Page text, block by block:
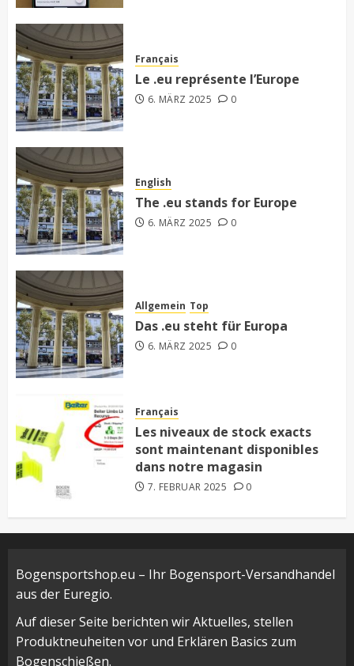
Français
Le .eu représente l’Europe
6. MÄRZ 2025 0
English
The .eu stands for Europe
6. MÄRZ 2025 0
Allgemein Top
Das .eu steht für Europa
6. MÄRZ 2025 0
Français
Les niveaux de stock exacts
sont maintenant disponibles
dans notre magasin
7. FEBRUAR 2025 0
Bogensportshop.eu – Ihr Bogensport-Versandhandel
aus der Euregio.
Auf dieser Seite berichten wir Aktuelles, stellen
Produktneuheiten vor und Erklären Basics zum
Bogenschießen.